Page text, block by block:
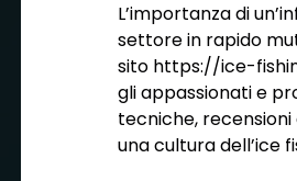
L’importanza di
settore in rapido
sito https://ice-
gli appassionati e
tecniche,
una cultura dell’ice